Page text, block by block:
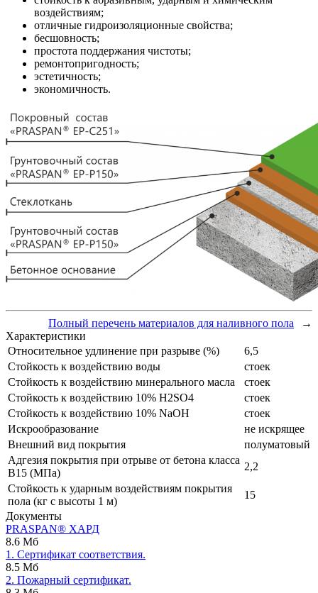
воздействиям;
отличные гидроизоляционные свойства;
бесшовность;
простота поддержания чистоты;
ремонтопригодность;
эстетичность;
экономичность.
Полный перечень материалов для наливного пола
→
Характеристики
Относительное удлинение при разрыве (%)
6,5
Стойкость к воздействию воды
стоек
Стойкость к воздействию минерального масла
стоек
Стойкость к воздействию 10% H2SO4
стоек
Стойкость к воздействию 10% NaOH
стоек
Искрообразование
не искрящее
Внешний вид покрытия
полуматовый
Адгезия покрытия при отрыве от бетона класса
В15 (МПа)
2,2
Стойкость к ударным воздействиям покрытия
пола (кг с высоты 1 м)
15
Документы
PRASPAN® ХАРД
8.6 Мб
1. Сертификат соответствия.
8.5 Мб
2. Пожарный сертификат.